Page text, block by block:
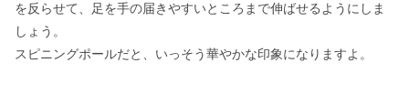
を反らせて、足を手の届きやすいところまで伸ばせるようにしま
しょう。
スピニングポールだと、いっそう華やかな印象になりますよ。